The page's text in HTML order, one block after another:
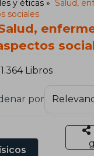
y éticas
Salud,
sociales
Libros
por